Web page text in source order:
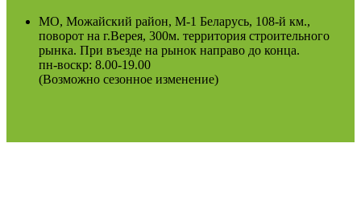
МО, Можайский район, М-1 Беларусь, 108-й км.,
поворот на г.Верея, 300м. территория строительного
рынка. При въезде на рынок направо до конца.
пн-воскр: 8.00-19.00
(Возможно сезонное изменение)